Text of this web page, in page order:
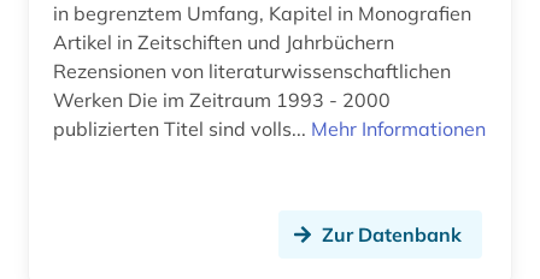
in begrenztem Umfang, Kapitel in Monografien
Artikel in Zeitschiften und Jahrbüchern
Rezensionen von literaturwissenschaftlichen
Werken Die im Zeitraum 1993 - 2000
publizierten Titel sind volls... Mehr Informationen
Zur Datenbank